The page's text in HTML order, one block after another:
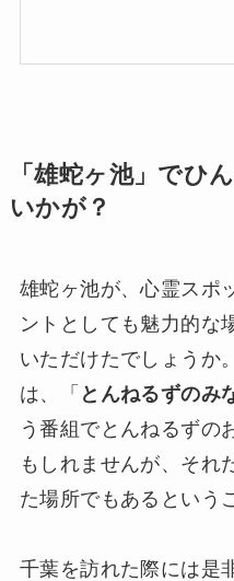
「雄蛇ヶ池」でひ
いかが？
雄蛇ヶ池が、心霊スポ
ントとしても魅力的な
いただけたでしょうか
は、「 とんねるずのみ
う番組でとんねるずの
もしれませんが、それ
た場所でもあるという
千葉を訪れた際には是